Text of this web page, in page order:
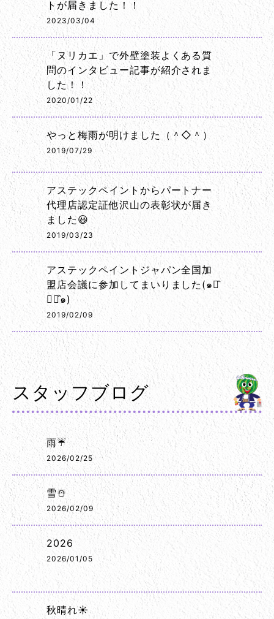
トが届きました！！
2023/03/04
「ヌリカエ」で外壁塗装よくある質
問のインタビュー記事が紹介されま
した！！
2020/01/22
やっと梅雨が明けました（＾◇＾）
2019/07/29
アステックペイントからパートナー
代理店認定証他沢山の表彰状が届き
ました😃
2019/03/23
アステックペイントジャパン全国加
盟店会議に参加してまいりました(๑･̑
◡･̑๑)
2019/02/09
スタッフブログ
雨☔
2026/02/25
雪☃️
2026/02/09
2026
2026/01/05
秋晴れ☀️